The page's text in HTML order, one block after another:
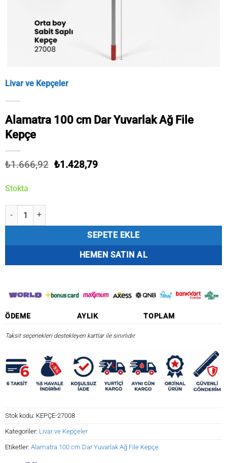
Livar ve Kepçeler
Alamatra 100 cm Dar Yuvarlak Ağ File
Kepçe
₺1.666,92 Orijinal
₺1.428,79Şu
Stokta
Alamatra 100 cm Dar Yuvarlak Ağ File Kepçe adet
SEPETE EKLE
HEMEN SATIN AL
ÖDEME AYLIK TOPLAM
Taksit seçenekleri destekleyen kartlar ile sınırlıdır.
Stok kodu: KEPÇE-27008
Kategoriler: Livar ve Kepçeler
Etiketler: Alamatra 100 cm Dar Yuvarlak Ağ File Kepçe